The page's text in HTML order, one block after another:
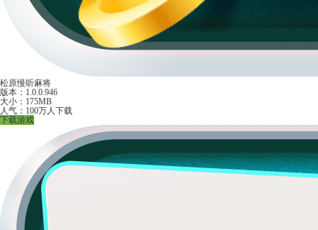
松原慢听麻将
版本：1.0.0.946
大小：175MB
人气：100万人下载
下载游戏